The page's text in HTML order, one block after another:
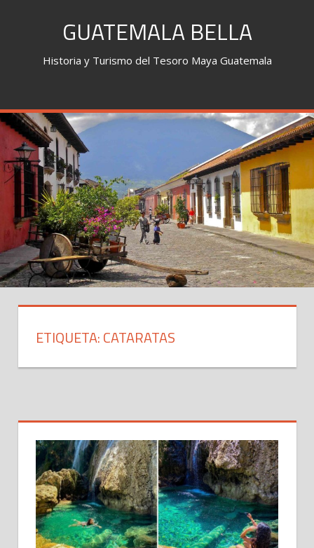
GUATEMALA BELLA
Historia y Turismo del Tesoro Maya Guatemala
ETIQUETA: CATARATAS